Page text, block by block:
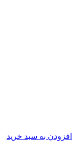
افزودن به سبد خرید